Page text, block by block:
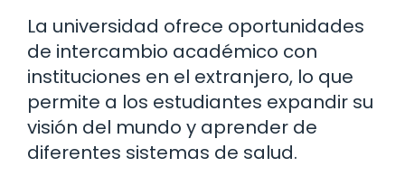
La universidad ofrece oportunidades
de intercambio académico con
instituciones en el extranjero, lo que
permite a los estudiantes expandir su
visión del mundo y aprender de
diferentes sistemas de salud.